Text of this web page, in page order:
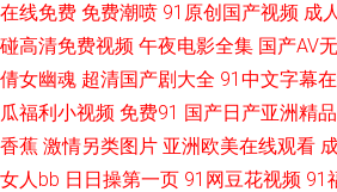
淫z 日韩精品中文字幕久久 波多野洁衣黑丝袜
频 三级视频网站 丁香五月天福利导航 久草资源
在线免费 免费潮喷 91原创国产视频 成
碰高清免费视频 午夜电影全集 国产AV
倩女幽魂 超清国产剧大全 91中文字幕
瓜福利小视频 免费91 国产日产亚洲精品
香蕉 激情另类图片 亚洲欧美在线观看
女人bb 日日操第一页 91网豆花视频 91